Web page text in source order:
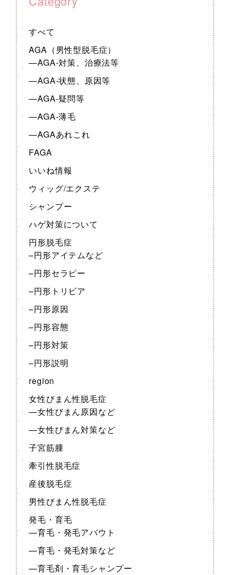
すべて
AGA（男性型脱毛症）
—AGA-対策、治療法等
—AGA-状態、原因等
—AGA-疑問等
—AGA-薄毛
—AGAあれこれ
FAGA
いいね情報
ウィッグ/エクステ
シャンプー
ハゲ対策について
円形脱毛症
–円形アイテムなど
–円形セラピー
–円形トリビア
–円形原因
–円形容態
–円形対策
–円形説明
region
女性びまん性脱毛症
—女性びまん原因など
—女性びまん対策など
子宮筋腫
牽引性脱毛症
産後脱毛症
男性びまん性脱毛症
発毛・育毛
—育毛・発毛アバウト
—育毛・発毛対策など
—育毛剤・育毛シャンプー